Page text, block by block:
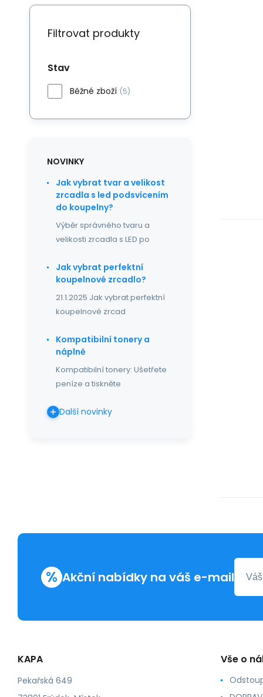
Filtrovat produkty
Stav
Běžné zboží (5)
NOVINKY
Jak vybrat tvar a velikost
zrcadla s led podsvícením
do koupelny?
Výběr správného tvaru a
velikosti zrcadla s LED po
Jak vybrat perfektní
koupelnové zrcadlo?
21.1.2025 Jak vybrat perfektní
koupelnové zrcad
Kompatibilní tonery a
náplně
Kompatibilní tonery: Ušetřete
peníze a tiskněte
Další novinky
% Akční nabídky na váš e-mail
KAPA
Pekařská 649
Vše o